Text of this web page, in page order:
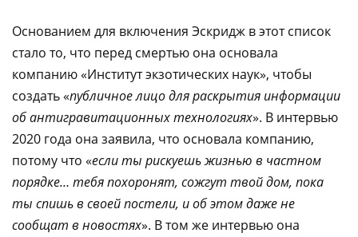
Основанием для включения Эскридж в этот список
стало то, что перед смертью она основала
компанию «Институт экзотических наук», чтобы
создать «публичное лицо для раскрытия информации
об антигравитационных технологиях». В интервью
2020 года она заявила, что основала компанию,
потому что «если ты рискуешь жизнью в частном
порядке… тебя похоронят, сожгут твой дом, пока
ты спишь в своей постели, и об этом даже не
сообщат в новостях». В том же интервью она